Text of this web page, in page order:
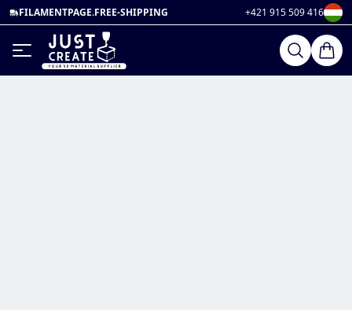
FILAMENTPAGE.FREE-SHIPPING +421 915 509 416